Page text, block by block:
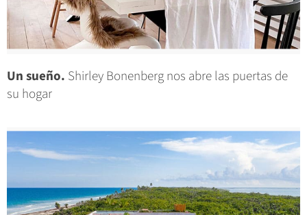
Un sueño. Shirley Bonenberg nos abre las puertas de
su hogar